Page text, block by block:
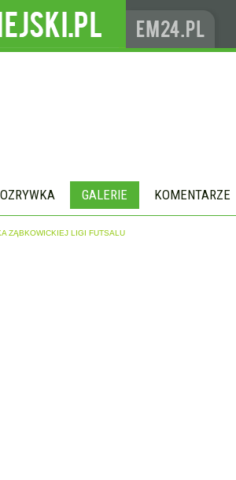
GALERIE KOMENTARZE
ZĄBKOWICKIEJ LIGI FUTSALU